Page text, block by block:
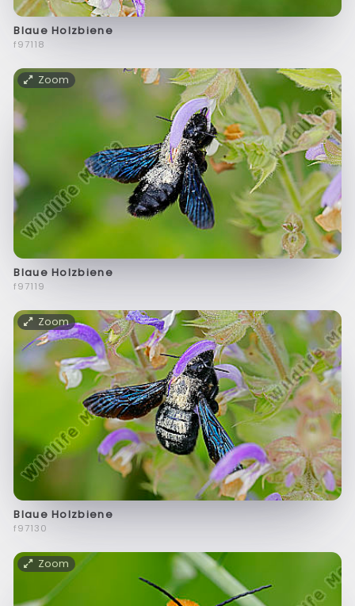
Blaue Holzbiene
f97118
Zoom
Blaue Holzbiene
f97119
Zoom
Blaue Holzbiene
f97130
Zoom